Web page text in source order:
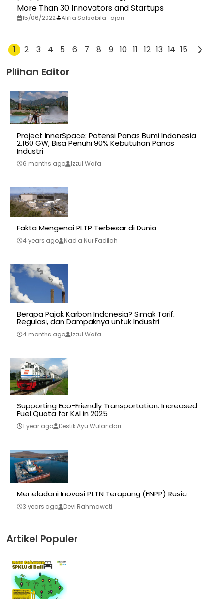
More Than 30 Innovators and Startups
15/06/2022 Alifia Salsabila Fajari
1 2 3 4 5 6 7 8 9 10 11 12 13 14 15
Pilihan Editor
Project InnerSpace: Potensi Panas Bumi Indonesia
2.160 GW, Bisa Penuhi 90% Kebutuhan Panas
Industri
6 months ago Izzul Wafa
Fakta Mengenai PLTP Terbesar di Dunia
4 years ago Nadia Nur Fadilah
Berapa Pajak Karbon Indonesia? Simak Tarif,
Regulasi, dan Dampaknya untuk Industri
4 months ago Izzul Wafa
Supporting Eco-Friendly Transportation: Increased
Fuel Quota for KAI in 2025
1 year ago Destik Ayu Wulandari
Meneladani Inovasi PLTN Terapung (FNPP) Rusia
3 years ago Devi Rahmawati
Artikel Populer